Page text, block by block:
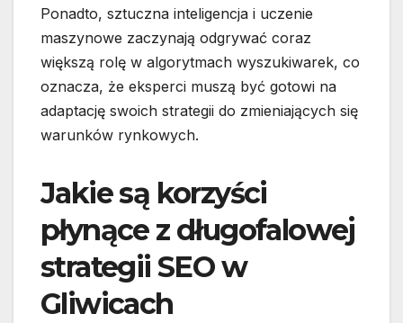
Ponadto, sztuczna inteligencja i uczenie
maszynowe zaczynają odgrywać coraz
większą rolę w algorytmach wyszukiwarek, co
oznacza, że eksperci muszą być gotowi na
adaptację swoich strategii do zmieniających się
warunków rynkowych.
Jakie są korzyści
płynące z długofalowej
strategii SEO w
Gliwicach